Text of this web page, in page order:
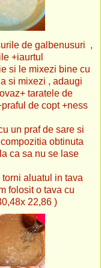
de galbenusuri ,
+iaurtul
si le mixezi bine cu
si mixezi , adaugi
taratele de
de copt +ness
un praf de sare si
obtinuta
ca sa nu se lase
aluatul in tava
folosit o tava cu
22,86 )